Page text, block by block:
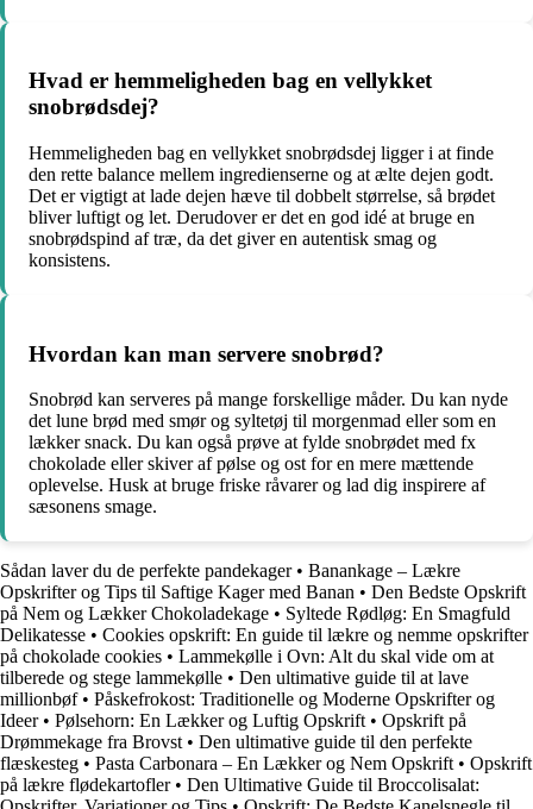
Hvad er hemmeligheden bag en vellykket
snobrødsdej?
Hemmeligheden bag en vellykket snobrødsdej ligger i at finde
den rette balance mellem ingredienserne og at ælte dejen godt.
Det er vigtigt at lade dejen hæve til dobbelt størrelse, så brødet
bliver luftigt og let. Derudover er det en god idé at bruge en
snobrødspind af træ, da det giver en autentisk smag og
konsistens.
Hvordan kan man servere snobrød?
Snobrød kan serveres på mange forskellige måder. Du kan nyde
det lune brød med smør og syltetøj til morgenmad eller som en
lækker snack. Du kan også prøve at fylde snobrødet med fx
chokolade eller skiver af pølse og ost for en mere mættende
oplevelse. Husk at bruge friske råvarer og lad dig inspirere af
sæsonens smage.
Sådan laver du de perfekte pandekager• Banankage – Lækre
Opskrifter og Tips til Saftige Kager med Banan • Den Bedste Opskrift
på Nem og Lækker Chokoladekage • Syltede Rødløg: En Smagfuld
Delikatesse • Cookies opskrift: En guide til lækre og nemme opskrifter
på chokolade cookies • Lammekølle i Ovn: Alt du skal vide om at
tilberede og stege lammekølle • Den ultimative guide til at lave
millionbøf• Påskefrokost: Traditionelle og Moderne Opskrifter og
Ideer• Pølsehorn: En Lækker og Luftig Opskrift• Opskrift på
Drømmekage fra Brovst• Den ultimative guide til den perfekte
flæskesteg • Pasta Carbonara – En Lækker og Nem Opskrift• Opskrift
på lækre flødekartofler• Den Ultimative Guide til Broccolisalat: